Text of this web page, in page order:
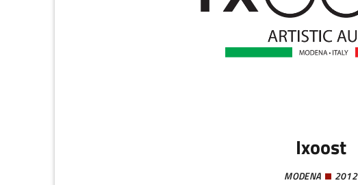
Ixoost
MODENA 2012